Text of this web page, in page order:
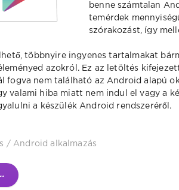
benne számtalan
temérdek
szórakozást, így
többnyire ingyenes tartalmakat
azokról. Ez az letöltés
fogva nem található az Android alapú
valami hiba miatt nem indul el vagy a
a készülék Android rendszeréről.
/ Android alkalmazás